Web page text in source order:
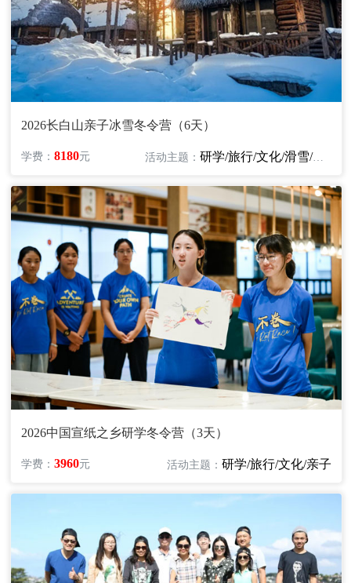
2026长白山亲子冰雪冬令营（6天）
学费：8180元 活动主题：研学/旅行/文化/滑雪/亲子
2026中国宣纸之乡研学冬令营（3天）
学费：3960元 活动主题： 研学/旅行/文化/亲子